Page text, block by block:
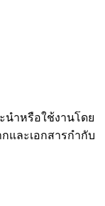
ำหรือใช้งานโดย
และเอกสารกำกับ